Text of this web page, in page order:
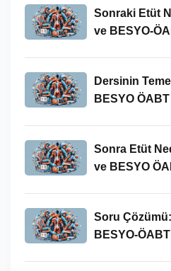
Sonraki Etüt
ve BESYO-
Dersinin
BESYO
Sonra Etüt
ve BESYO
Soru Çözümü:
BESYO-